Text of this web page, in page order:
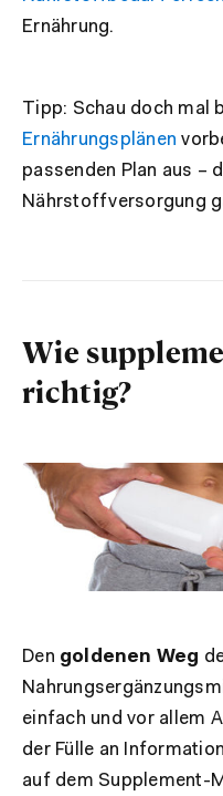
Ernährung.
Tipp: Schau doch mal
Ernährungsplänen
passenden Plan aus –
Nährstoffversorgung
Wie
richtig?
Den goldenen Weg
einfach und vor allem
der Fülle an
auf dem Supplement-